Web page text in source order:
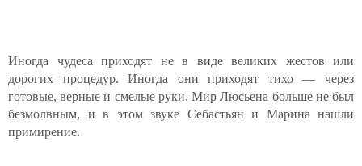
Иногда чудеса приходят не в виде великих жестов или
дорогих процедур. Иногда они приходят тихо — через
готовые, верные и смелые руки. Мир Люсьена больше не был
безмолвным, и в этом звуке Себастьян и Марина нашли
примирение.